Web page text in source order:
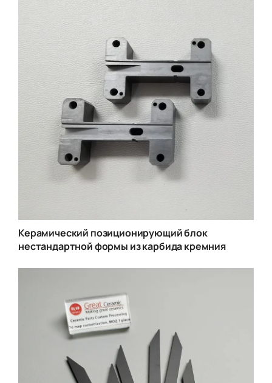
Керамический позиционирующий блок
нестандартной формы из карбида кремния